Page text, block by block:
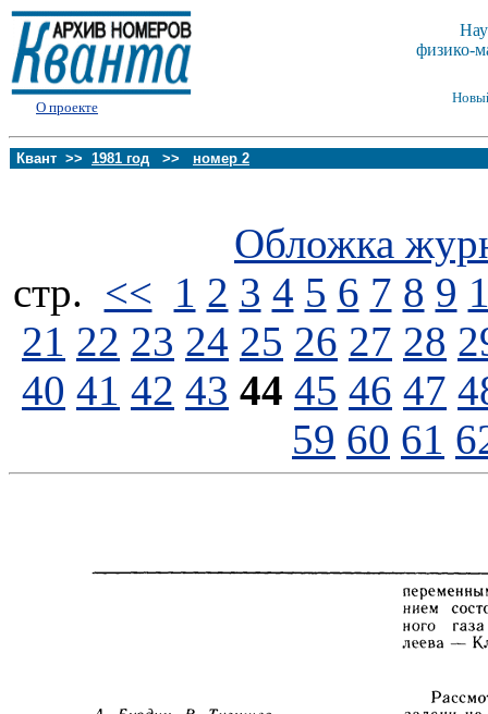
О проекте
физико-
Квант >> 1981 год >> номер 2
Обложка
стp. << 1 2 3 4 5 6 7 8 9
21 22 23 24 25 26 27 28
40 41 42 43 44 45 46 47
59 60 61